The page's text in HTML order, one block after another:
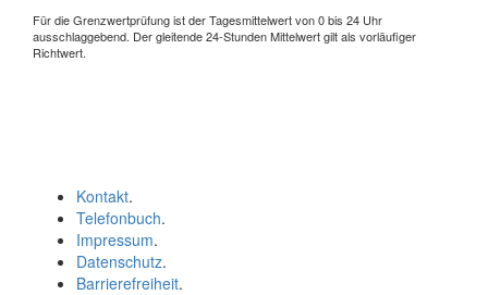
Für die Grenzwertprüfung ist der Tagesmittelwert von 0 bis 24 Uhr
ausschlaggebend. Der gleitende 24-Stunden Mittelwert gilt als vorläufiger
Richtwert.
Kontakt.
Telefonbuch.
Impressum.
Datenschutz.
Barrierefreiheit.